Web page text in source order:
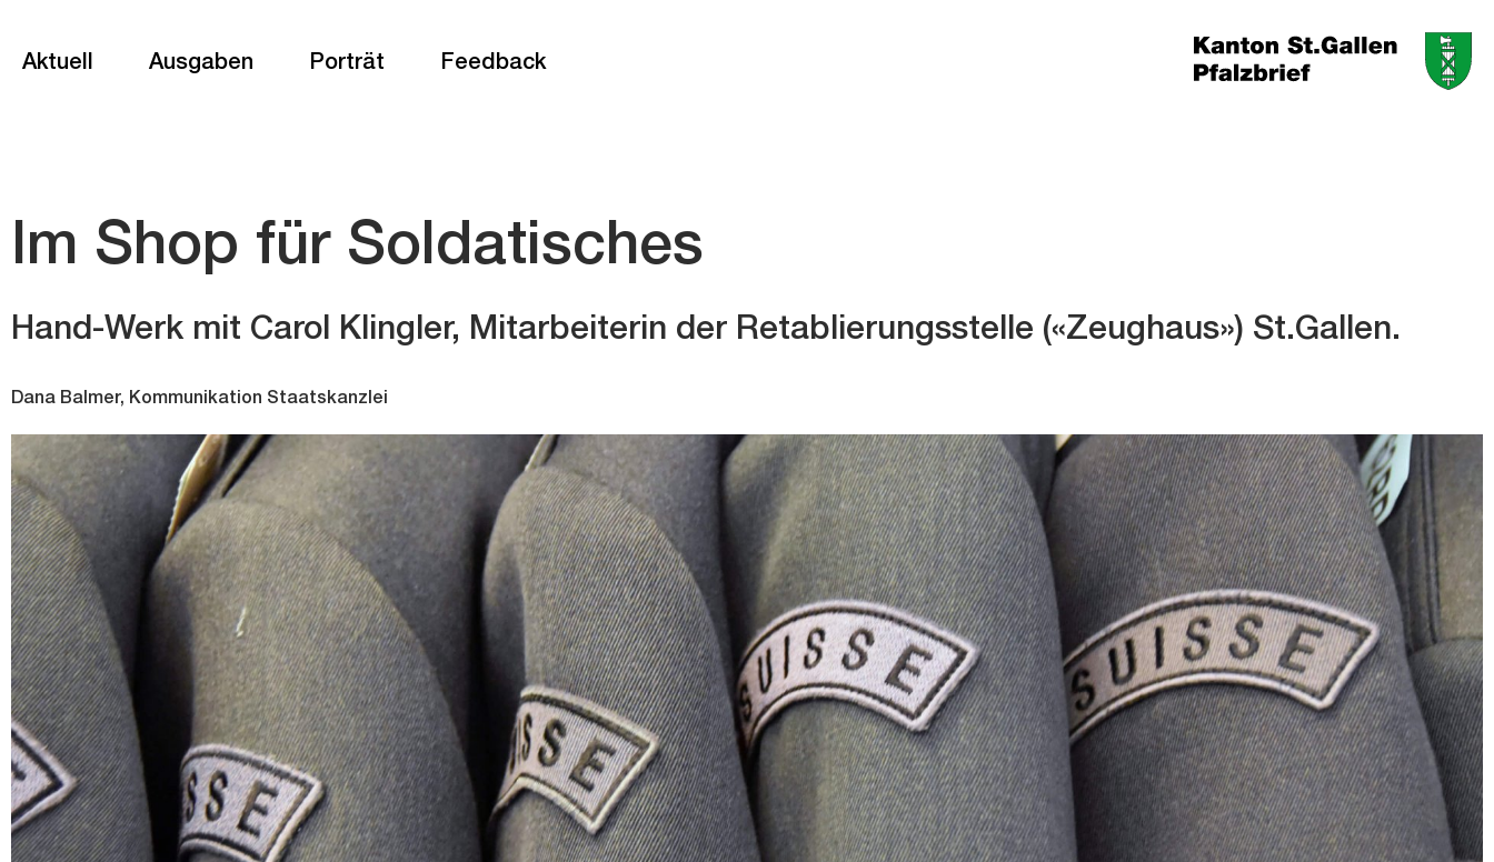
Aktuell Ausgaben Porträt Feedback
Im Shop für Soldatisches
Hand-Werk mit Carol Klingler, Mitarbeiterin der Retablierungsstelle («Zeughaus») St.Gallen.
Dana Balmer, Kommunikation Staatskanzlei